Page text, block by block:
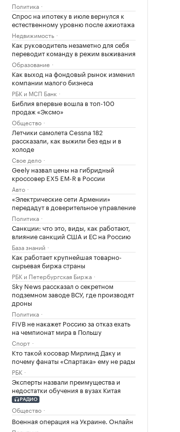
Политика
Спрос на ипотеку в июле вернулся к
естественному уровню после ажиотажа
Недвижимость
Как руководитель незаметно для себя
переводит команду в режим выживания
Образование
Как выход на фондовый рынок изменил
компании малого бизнеса
РБК и МСП Банк
Библия впервые вошла в топ-100
продаж «Эксмо»
Общество
Летчики самолета Cessna 182
рассказали, как выжили без еды и в
холоде
Свое дело
Geely назвал цены на гибридный
кроссовер EX5 EM-R в России
Авто
«Электрические сети Армении»
передадут в доверительное управление
Политика
Санкции: что это, виды, как работают,
влияние санкций США и ЕС на Россию
База знаний
Как работает крупнейшая товарно-
сырьевая биржа страны
РБК и Петербургская Биржа
Sky News рассказал о секретном
подземном заводе ВСУ, где производят
дроны
Политика
FIVB не накажет Россию за отказ ехать
на чемпионат мира в Польшу
Спорт
Кто такой косовар Мирлинд Даку и
почему фанаты «Спартака» ему не рады
РБК
Эксперты назвали преимущества и
недостатки обучения в вузах Китая
РАДИО
Общество
Военная операция на Украине. Онлайн